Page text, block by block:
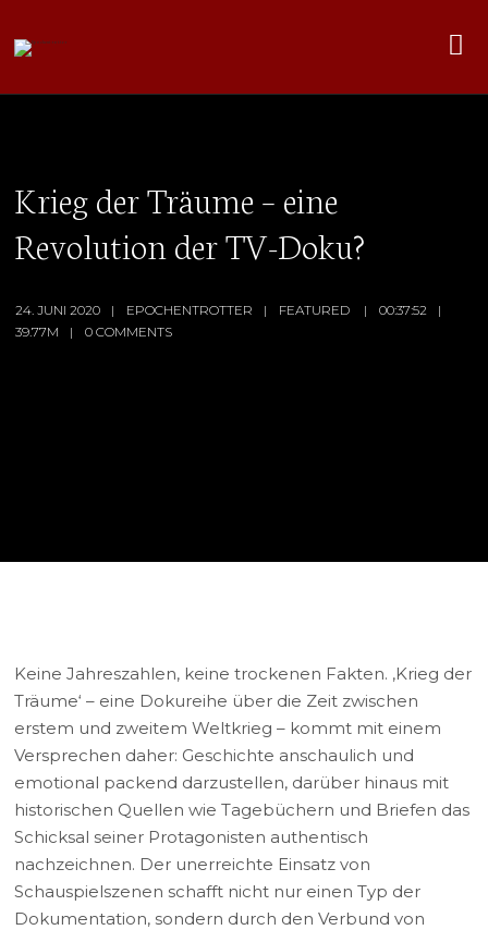
Krieg der Träume – eine
Revolution der TV-Doku?
24. JUNI 2020 EPOCHENTROTTER FEATURED
00:37:52
39.77M
0 COMMENTS
Keine Jahreszahlen, keine trockenen Fakten. ‚Krieg der
Träume‘ – eine Dokureihe über die Zeit zwischen
erstem und zweitem Weltkrieg – kommt mit einem
Versprechen daher: Geschichte anschaulich und
emotional packend darzustellen, darüber hinaus mit
historischen Quellen wie Tagebüchern und Briefen das
Schicksal seiner Protagonisten authentisch
nachzeichnen. Der unerreichte Einsatz von
Schauspielszenen schafft nicht nur einen Typ der
Dokumentation, sondern durch den Verbund von